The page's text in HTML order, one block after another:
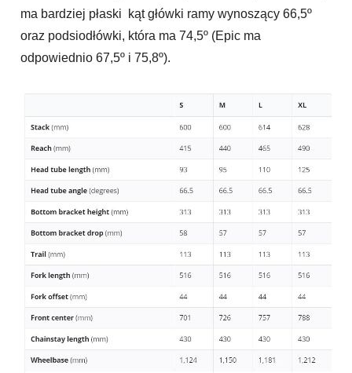
ma bardziej płaski kąt główki ramy wynoszący 66,5º
oraz podsiodłówki, która ma 74,5º (Epic ma
odpowiednio 67,5º i 75,8º).